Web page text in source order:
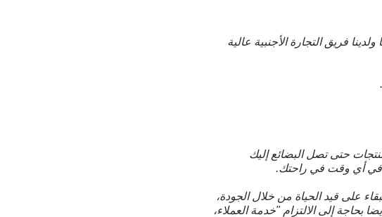
ولدينا فريق التجارة الأجنبية عالية
على قيد الحياة من خلال الجودة،
بحاجة إلى الالتزام "خدمة العملاء،